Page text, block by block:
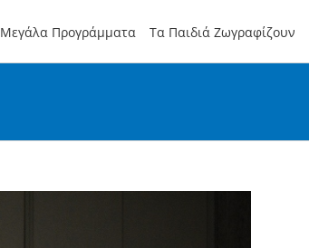
Μεγάλα Προγράμματα Τα Παιδιά Ζωγραφίζουν